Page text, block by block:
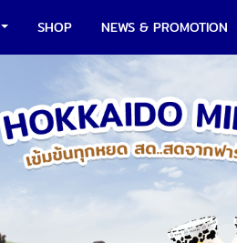
SHOP NEWS & PROMOTION